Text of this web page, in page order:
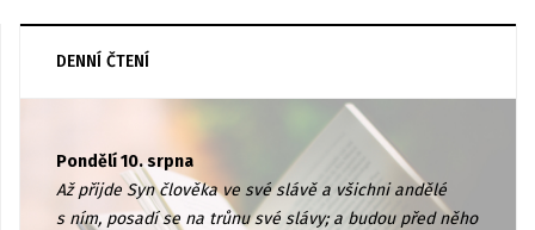
DENNÍ ČTENÍ
Pondělí 10. srpna
Až přijde Syn člověka ve své slávě a všichni andělé
s ním, posadí se na trůnu své slávy; a budou před něho